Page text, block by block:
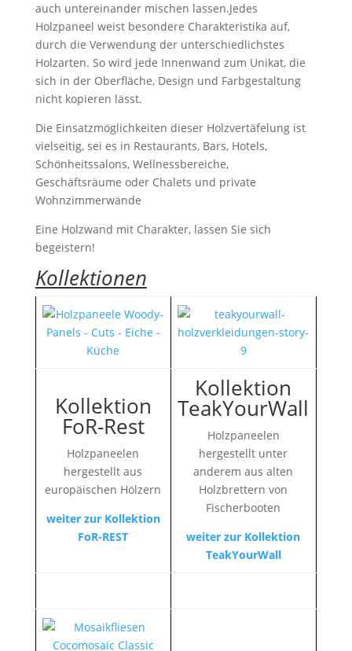
auch untereinander mischen lassen.Jedes
Holzpaneel weist besondere Charakteristika auf,
durch die Verwendung der unterschiedlichstes
Holzarten. So wird jede Innenwand zum Unikat, die
sich in der Oberfläche, Design und Farbgestaltung
nicht kopieren lässt.
Die Einsatzmöglichkeiten dieser Holzvertäfelung ist
vielseitig, sei es in Restaurants, Bars, Hotels,
Schönheitssalons, Wellnessbereiche,
Geschäftsräume oder Chalets und private
Wohnzimmerwände
Eine Holzwand mit Charakter, lassen Sie sich
begeistern!
Kollektionen
Kollektion
FoR-Rest
Holzpaneelen
hergestellt aus
europäischen Hölzern
weiter zur Kollektion
FoR-REST
Kollektion
TeakYourWall
Holzpaneelen
hergestellt unter
anderem aus alten
Holzbrettern von
Fischerbooten
weiter zur Kollektion
TeakYourWall